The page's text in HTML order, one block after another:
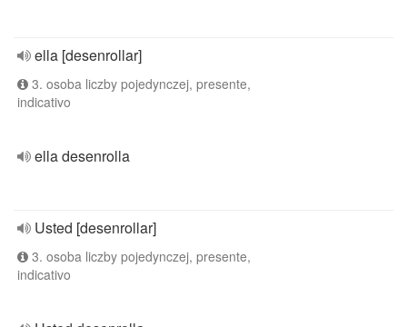
ella [desenrollar]
3. osoba liczby pojedynczej, presente,
indicativo
ella desenrolla
Usted [desenrollar]
3. osoba liczby pojedynczej, presente,
indicativo